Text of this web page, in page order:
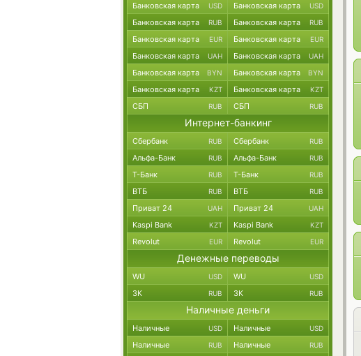
Банковская карта USD Банковская карта USD
Банковская карта RUB Банковская карта RUB
Банковская карта EUR Банковская карта EUR
Банковская карта UAH Банковская карта UAH
Банковская карта BYN Банковская карта BYN
Банковская карта KZT Банковская карта KZT
СБП RUB СБП RUB
Интернет-банкинг
Сбербанк RUB Сбербанк RUB
Альфа-Банк RUB Альфа-Банк RUB
Т-Банк RUB Т-Банк RUB
ВТБ RUB ВТБ RUB
Приват 24 UAH Приват 24 UAH
Kaspi Bank KZT Kaspi Bank KZT
Revolut EUR Revolut EUR
Денежные переводы
WU USD WU USD
ЗК RUB ЗК RUB
Наличные деньги
Наличные USD Наличные USD
Наличные RUB Наличные RUB